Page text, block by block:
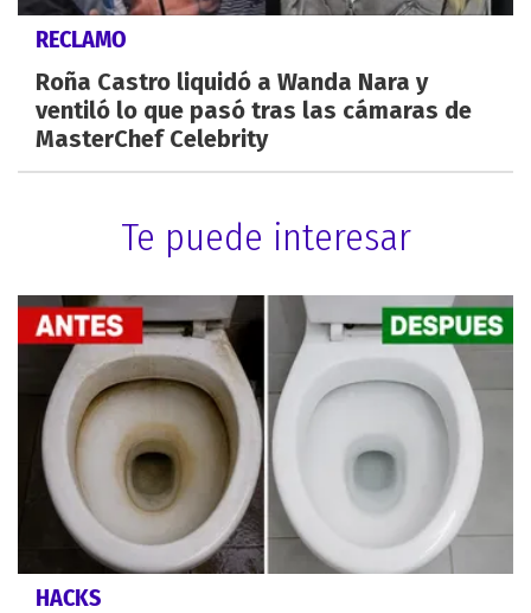
RECLAMO
Roña Castro liquidó a Wanda Nara y
ventiló lo que pasó tras las cámaras de
MasterChef Celebrity
Te puede interesar
HACKS